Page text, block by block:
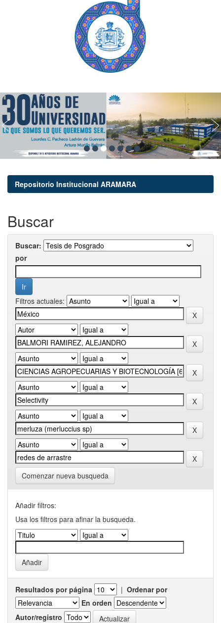
Repositorio Institucional ARAMARA
Buscar
Buscar:
por
Filtros actuales:
Comenzar nueva busqueda
Añadir filtros:
Usa los filtros para afinar la busqueda.
Resultados por página | Ordenar por
En orden
Autor/registro